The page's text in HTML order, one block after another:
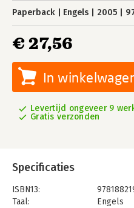
Paperback Engels 2005
€ 27,56
In
Levertijd ongeveer 9
Gratis verzonden
Specificaties
ISBN13:
Taal:
Engels